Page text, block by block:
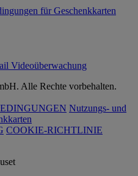
für Geschenkkarten
Videoüberwachung
Alle Rechte vorbehalten.
Nutzungs- und
COOKIE-RICHTLINIE